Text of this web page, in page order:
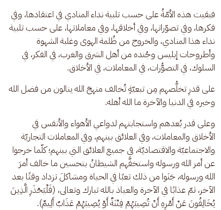
فبقيت هذه الأمّةُ على حسب تلبية نداء المنادي في اعتقادها، وفي
فكرها، وفي تصوّراتها، وفي أخلاقها، وفي معاملاتها، على حسب تلبية
نداء هذا المنادي، والخروج من ظُلمة الهوى وغلبة الشهوة
وأطروحات إبليس وجُنده من أهل الشرق والغرب، في الفكر، في
السلوك، في التصوُّرات، في المعاملات، في الأخلاق.
على قدرِ تخلُّصهم مِن تبعيّةٍ تُخالف منهجَ الله ينالون من فضل الله
وخيره في الدنيا والآخرة ما الله أهله.
وعلى قدر بُعدهم واستجابتهم لدواعي الأهواء والأنفس في
الأخلاق والمعاملات، وفي العلائق بينهم، وفي المعاملات التجاريّة
والاجتماعيّة والاقتصاديّة، في جميع العلائق التي بينهم؛ كلّما خرجوا
عن أمر الله ورسوله واستخفَّهم الشيطانُ بتحسين ما خالف أمرَ
الله ورسوله، جَنَوا من ذلك تعبًا في الحياة ومشاكلَ تزداد وقتًا بعد
الآخر، ثمّ عذابًا في الآخرة والعياذ بالله تبارك وتعالى، (فَلْيَحْذَرِ الَّذِينَ
يُخَالِفُونَ عَنْ أَمْرِهِ أَنْ تُصِيبَهُمْ فِتْنَةٌ أَوْ يُصِيبَهُمْ عَذَابٌ أَلِيمٌ).